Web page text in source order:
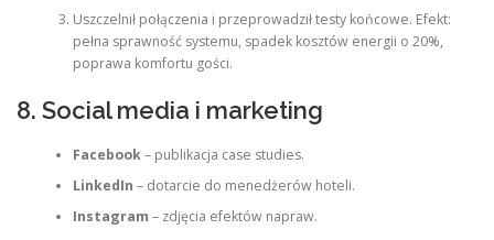
Uszczelnił połączenia i przeprowadził testy końcowe. Efekt:
pełna sprawność systemu, spadek kosztów energii o 20%,
poprawa komfortu gości.
8. Social media i marketing
Facebook– publikacja case studies.
LinkedIn – dotarcie do menedżerów hoteli.
Instagram – zdjęcia efektów napraw.